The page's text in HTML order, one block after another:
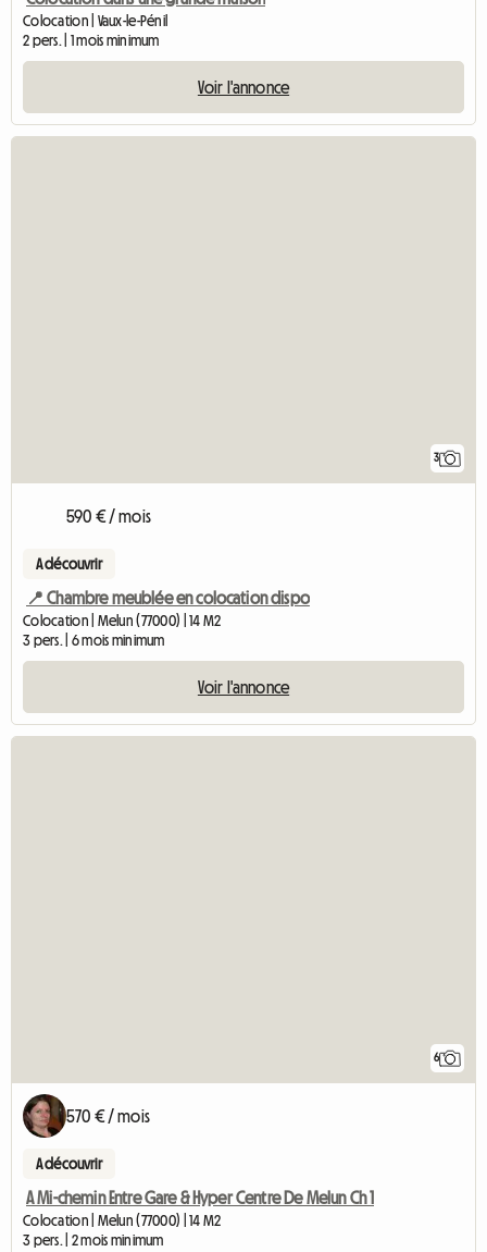
Colocation | Vaux-le-Pénil
2 pers. | 1 mois minimum
Voir l'annonce
3
590 € / mois
A découvrir
📍 Chambre meublée en colocation dispo
Colocation | Melun (77000) | 14 M2
3 pers. | 6 mois minimum
Voir l'annonce
6
570 € / mois
A découvrir
A Mi-chemin Entre Gare & Hyper Centre De Melun Ch 1
Colocation | Melun (77000) | 14 M2
3 pers. | 2 mois minimum